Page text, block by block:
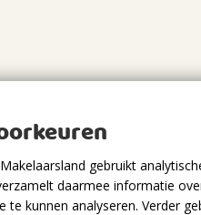
gebruikt
daarmee informatie
te kunnen analyseren. Verder